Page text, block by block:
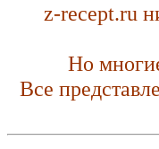
z-recept.ru
Но
Все